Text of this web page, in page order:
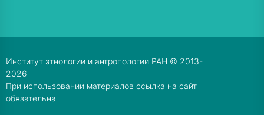
Институт этнологии и антропологии РАН © 2013-
2026
При использовании материалов ссылка на сайт
обязательна